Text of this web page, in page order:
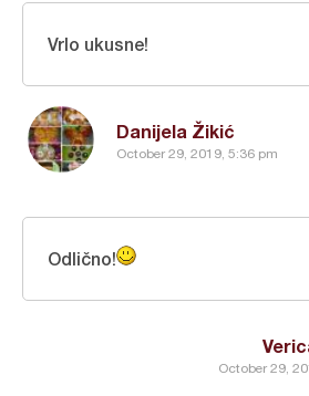
Danijela Žikić
October 29, 2019, 5:36 pm
Vrlo ukusne!
October 29,
Odlično!